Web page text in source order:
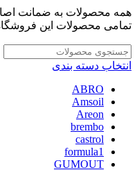
همه محصولات به ضمانت
تمامی محصولات این
انتخاب دسته بندی
ABRO
Amsoil
Areon
brembo
castrol
formula1
GUMOUT